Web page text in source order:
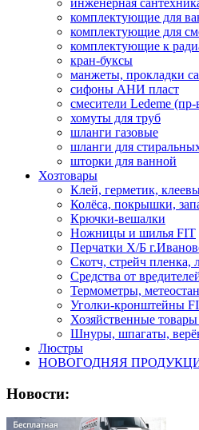
комплектующие для
комплектующие для
комплектующие к
кран-буксы
манжеты, прокладки
сифоны АНИ пласт
смесители Ledeme
хомуты для труб
шланги газовые
шланги для
шторки для ванной
Хозтовары
Клей, герметик,
Колёса, покрышки,
Крючки-вешалки
Ножницы и шилья FIT
Перчатки Х/Б
Скотч, стрейч пленка,
Средства от
Термометры,
Уголки-кронштейны
Хозяйственные
Шнуры, шпагаты,
Люстры
НОВОГОДНЯЯ
Новости: